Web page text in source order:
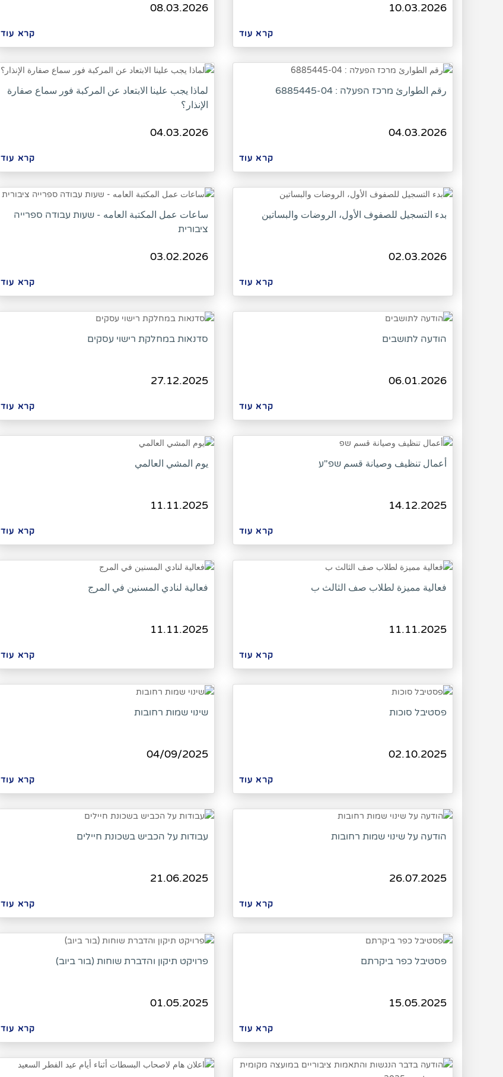
10.03.2026
קרא עוד
08.03.2026
קרא עוד
رقم الطوارئ מרכז הפעלה : 6885445-04
04.03.2026
קרא עוד
لماذا يجب علينا الابتعاد عن المركبة فور سماع صفارة
الإنذار؟
04.03.2026
קרא עוד
بدء التسجيل للصفوف الأول، الروضات والبساتين
02.03.2026
קרא עוד
ساعات عمل المكتبة العامه - שעות עבודה ספרייה
ציבורית
03.02.2026
קרא עוד
הודעה לתושבים
06.01.2026
קרא עוד
סדנאות במחלקת רישוי עסקים
27.12.2025
קרא עוד
أعمال تنظيف وصيانة قسم שפ"ע
14.12.2025
קרא עוד
يوم المشي العالمي
11.11.2025
קרא עוד
فعالية مميزة لطلاب صف الثالث ب
11.11.2025
קרא עוד
فعالية لنادي المسنين في المرج
11.11.2025
קרא עוד
פסטיבל סוכות
02.10.2025
קרא עוד
שינוי שמות רחובות
04/09/2025
קרא עוד
הודעה על שינוי שמות רחובות
26.07.2025
קרא עוד
עבודות על הכביש בשכונת חיילים
21.06.2025
קרא עוד
פסטיבל כפר ביקרתם
15.05.2025
קרא עוד
פרויקט תיקון והדברת שוחות (בור ביוב)
01.05.2025
קרא עוד